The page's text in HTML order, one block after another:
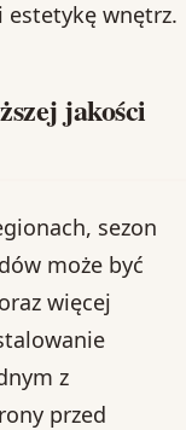
estetykę wnętrz.
jakości
sezon
może być
więcej
z
przed